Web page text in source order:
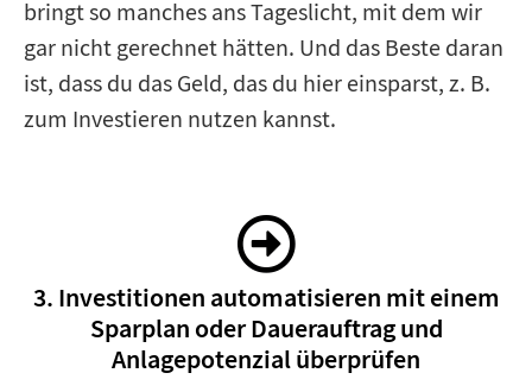
bringt so manches ans Tageslicht, mit dem wir
gar nicht gerechnet hätten. Und das Beste daran
ist, dass du das Geld, das du hier einsparst, z. B.
zum Investieren nutzen kannst.
3. Investitionen automatisieren mit einem
Sparplan oder Dauerauftrag und
Anlagepotenzial überprüfen